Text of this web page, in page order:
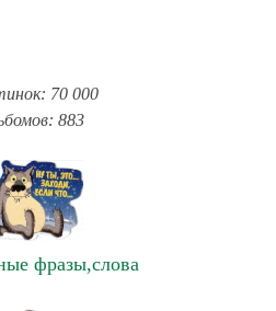
70 000
883
фразы,слова